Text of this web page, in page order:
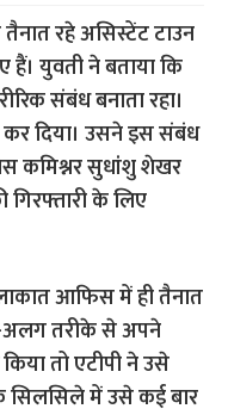
रहे असिस्टेंट टाउन
हैं। युवती ने बताया कि
संबंध बनाता रहा।
कर दिया। उसने इस संबंध
कमिश्नर सुधांशु शेखर
गिरफ्तारी के लिए
आफिस में ही तैनात
अलग तरीके से अपने
तो एटीपी ने उसे
सिलसिले में उसे कई बार